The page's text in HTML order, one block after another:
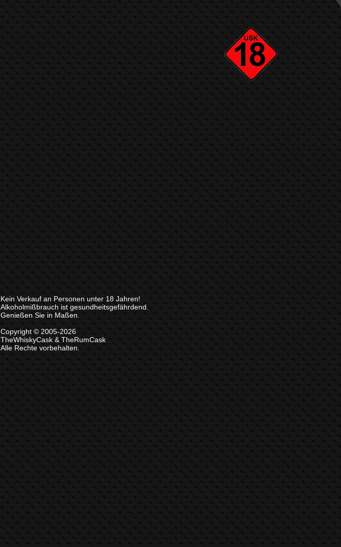
Kein Verkauf an Personen unter 18 Jahren!
Alkoholmißbrauch ist gesundheitsgefährdend.
Genießen Sie in Maßen.
Copyright © 2005-2026
TheWhiskyCask & TheRumCask
Alle Rechte vorbehalten.